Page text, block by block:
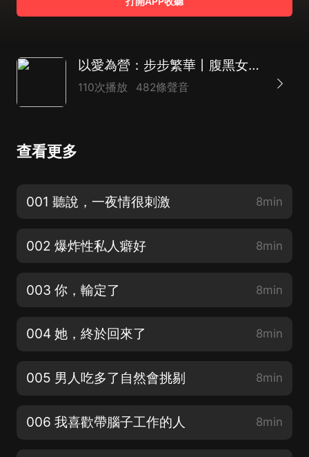
以愛為營：步步繁華丨腹黑女主丨豪門復仇丨霸道甜文
110次播放 482條聲音
查看更多
001 聽說，一夜情很刺激 8min
002 爆炸性私人癖好 8min
003 你，輸定了 8min
004 她，終於回來了 8min
005 男人吃多了自然會挑剔 8min
006 我喜歡帶腦子工作的人 8min